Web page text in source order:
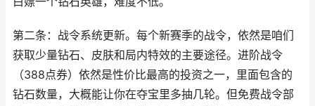
第二条：战令系统更新。每个新赛季的战令，依然是咱们
获取少量钻石、皮肤和局内特效的主要途径。进阶战令
（388点券）依然是性价比最高的投资之一，里面包含的
钻石数量，大概能让你在夺宝里多抽几轮。但免费战令部